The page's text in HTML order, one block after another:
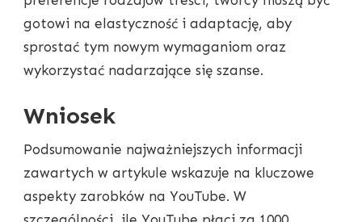
gotowi na elastyczność i adaptację, aby
sprostać tym nowym wymaganiom oraz
wykorzystać nadarzające się szanse.
Wniosek
Podsumowanie najważniejszych informacji
zawartych w artykule wskazuje na kluczowe
aspekty zarobków na YouTube. W